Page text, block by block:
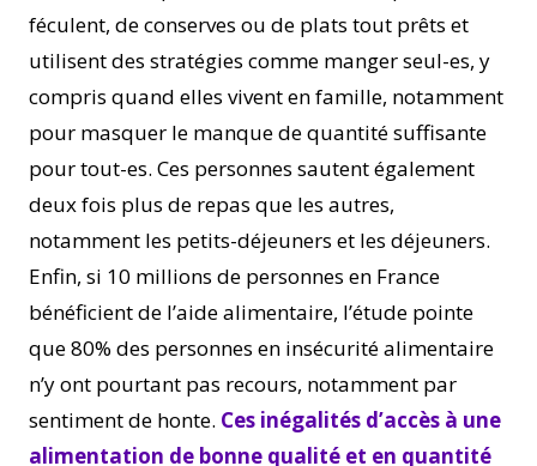
féculent, de conserves ou de plats tout prêts et
utilisent des stratégies comme manger seul-es, y
compris quand elles vivent en famille, notamment
pour masquer le manque de quantité suffisante
pour tout-es. Ces personnes sautent également
deux fois plus de repas que les autres,
notamment les petits-déjeuners et les déjeuners.
Enfin, si 10 millions de personnes en France
bénéficient de l’aide alimentaire, l’étude pointe
que 80% des personnes en insécurité alimentaire
n’y ont pourtant pas recours, notamment par
sentiment de honte. Ces inégalités d’accès à une
alimentation de bonne qualité et en quantité